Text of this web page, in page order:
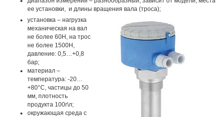
ее установки, и длины вращения вала (троса);
установка – нагрузка
механическая на вал
не более 60Н, на трос
не более 1500Н,
давление: 0,5…+0,8
бар;
материал –
температура: -20…
+80°С, частицы до 50
мм, плотность
продукта 100г\л;
окружающая среда с